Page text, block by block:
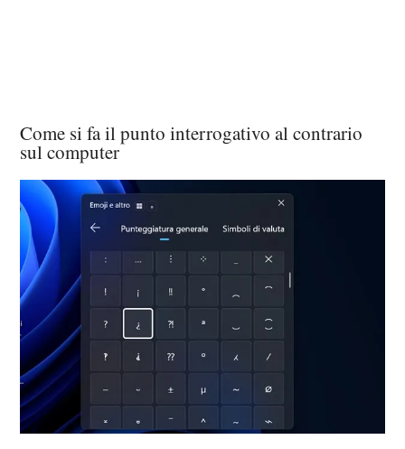
Come si fa il punto interrogativo al contrario
sul computer